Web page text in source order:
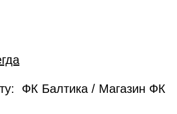
ФК Балтика / Магазин ФК